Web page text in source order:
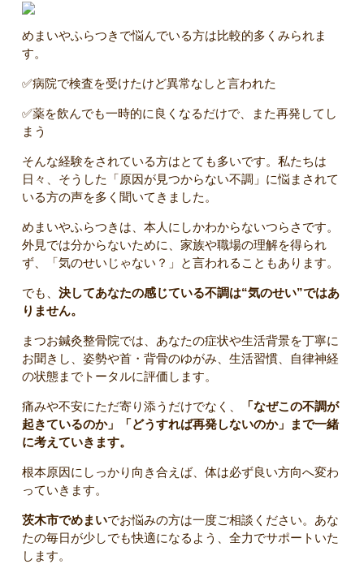
めまいやふらつきで悩んでいる方は比較的多くみられま
す。
✅病院で検査を受けたけど異常なしと言われた
✅薬を飲んでも一時的に良くなるだけで、また再発してし
まう
そんな経験をされている方はとても多いです。私たちは
日々、そうした「原因が見つからない不調」に悩まされて
いる方の声を多く聞いてきました。
めまいやふらつきは、本人にしかわからないつらさです。
外見では分からないために、家族や職場の理解を得られ
ず、「気のせいじゃない？」と言われることもあります。
でも、 決してあなたの感じている不調は“気のせい”ではあ
りません。
まつお鍼灸整骨院では、あなたの症状や生活背景を丁寧に
お聞きし、姿勢や首・背骨のゆがみ、生活習慣、自律神経
の状態までトータルに評価します。
痛みや不安にただ寄り添うだけでなく、
「なぜこの不調が
起きているのか」「どうすれば再発しないのか」まで一緒
に考えていきます。
根本原因にしっかり向き合えば、体は必ず良い方向へ変わ
っていきます。
茨木市でめまいでお悩みの方は一度ご相談ください。あな
たの毎日が少しでも快適になるよう、全力でサポートいた
します。